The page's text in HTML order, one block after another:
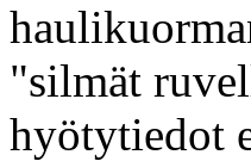
"silmät
hyötytiedot